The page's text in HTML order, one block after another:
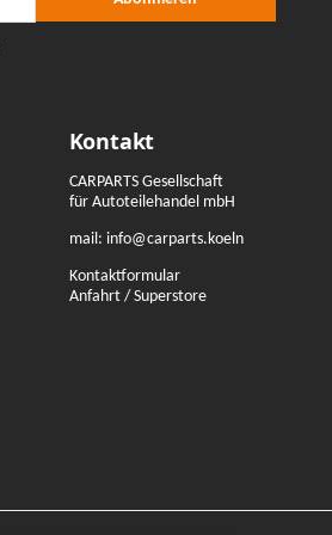
Kontakt
CARPARTS Gesellschaft
für Autoteilehandel mbH
mail: info@carparts.koeln
Kontaktformular
Anfahrt / Superstore